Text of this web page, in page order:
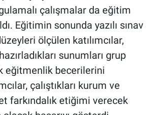
çalışmalar da eğitim
Eğitimin sonunda yazılı sınav
ölçülen katılımcılar,
sunumları grup
eğitmenlik becerilerini
çalıştıkları kurum ve
farkındalık etiğimi verecek